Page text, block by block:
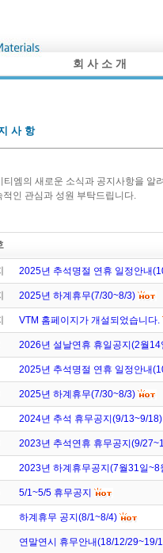
회 사 소 개
사 항
티엠의 새로운 소식과 공지사항을 알
인 관심과 성원 부탁드립니다.
2025년 추석명절 연휴 일정안내
2025년 하계휴무(7/30~8/3)
VTM 홈페이지가 개설되었습니다.
2026년 설날연휴 휴일공지(2월
2025년 추석명절 연휴 일정안내
2025년 하계휴무(7/30~8/3)
2024년 추석 휴무공지(9/13~9/18)
2023년 추석연휴 휴무공지(9/
2023년 하계휴무공지(7월31일~8
5/1~5/5 휴무공지
하계휴무 공지(8/1~8/4)
연말연시 휴무안내(18/12/29~19/